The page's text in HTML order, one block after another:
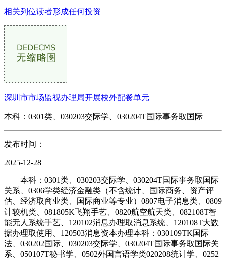
相关列位读者形成任何投资
深圳市市场监视办理局开展校外配餐单元
本科：0301类、030203交际学、030204T国际事务取国际
发布时间：
2025-12-28
本科：0301类、030203交际学、030204T国际事务取国际
关系、0306学类经济金融类（不含统计、国际商务、资产评
估、经济取商业类、国际商业等专业）0807电子消息类、0809
计较机类、081805K飞翔手艺、0820航空航天类、082108T智
能无人系统手艺、120102消息办理取消息系统、120108T大数
据办理取使用、120503消息资本办理本科：030109TK国际
法、030202国际、030203交际学、030204T国际事务取国际关
系、050107T秘书学、0502外国言语学类020208统计学、0252